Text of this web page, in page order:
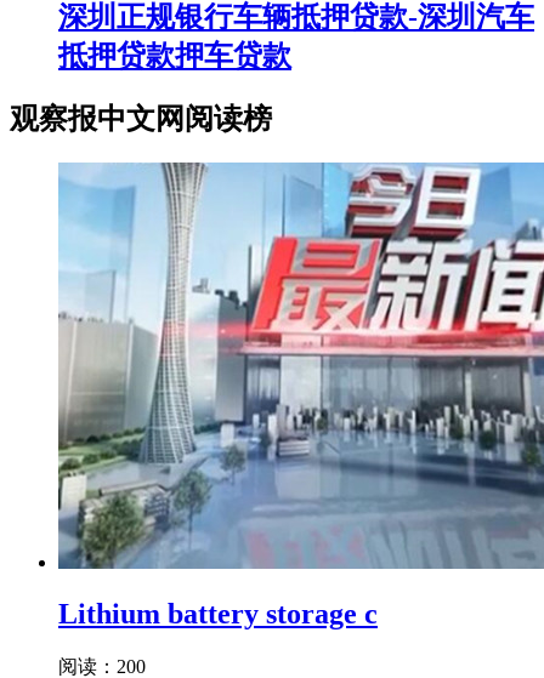
深圳正规银行车辆抵押贷款-深圳汽车
抵押贷款押车贷款
观察报中文网阅读榜
Lithium battery storage c
阅读：200